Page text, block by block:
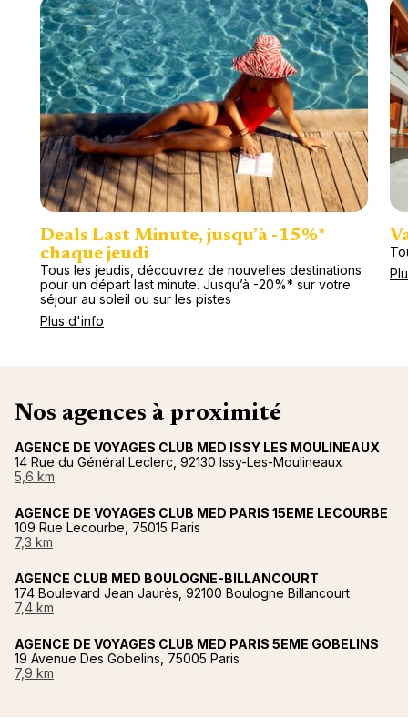
Deals Last Minute, jusqu’à -15%*
chaque jeudi
Tous les jeudis, découvrez de nouvelles destinations
pour un départ last minute. Jusqu’à -20%* sur votre
séjour au soleil ou sur les pistes
Plus d'info
Nos agences à proximité
AGENCE DE VOYAGES CLUB MED ISSY LES MOULINEAUX
14 Rue du Général Leclerc, 92130 Issy-Les-Moulineaux
5,6 km
AGENCE DE VOYAGES CLUB MED PARIS 15EME LECOURBE
109 Rue Lecourbe, 75015 Paris
7,3 km
AGENCE CLUB MED BOULOGNE-BILLANCOURT
174 Boulevard Jean Jaurès, 92100 Boulogne Billancourt
7,4 km
AGENCE DE VOYAGES CLUB MED PARIS 5EME GOBELINS
19 Avenue Des Gobelins, 75005 Paris
7,9 km